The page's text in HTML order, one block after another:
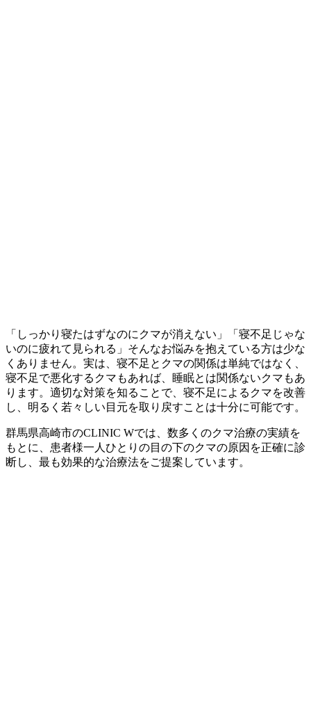
「しっかり寝たはずなのにクマが消えない」「寝不足じゃな
いのに疲れて見られる」そんなお悩みを抱えている方は少な
くありません。実は、寝不足とクマの関係は単純ではなく、
寝不足で悪化するクマもあれば、睡眠とは関係ないクマもあ
ります。適切な対策を知ることで、寝不足によるクマを改善
し、明るく若々しい目元を取り戻すことは十分に可能です。
群馬県高崎市のCLINIC Wでは、数多くのクマ治療の実績を
もとに、患者様一人ひとりの目の下のクマの原因を正確に診
断し、最も効果的な治療法をご提案しています。